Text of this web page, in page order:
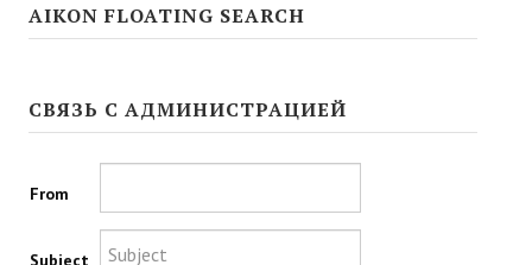
Sims 4
Star Wars Knights of the Old Republic 1
Star Wars Knights of the Old Republic 2
Titan Quest Immortal Throne
AIKON FLOATING SEARCH
СВЯЗЬ С АДМИНИСТРАЦИЕЙ
From
Subject